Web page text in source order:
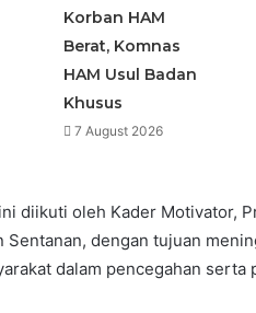
Korban HAM
Berat, Komnas
HAM Usul Badan
Khusus
7 August 2026
diikuti oleh Kader Motivator,
Sentanan, dengan tujuan
dalam pencegahan serta